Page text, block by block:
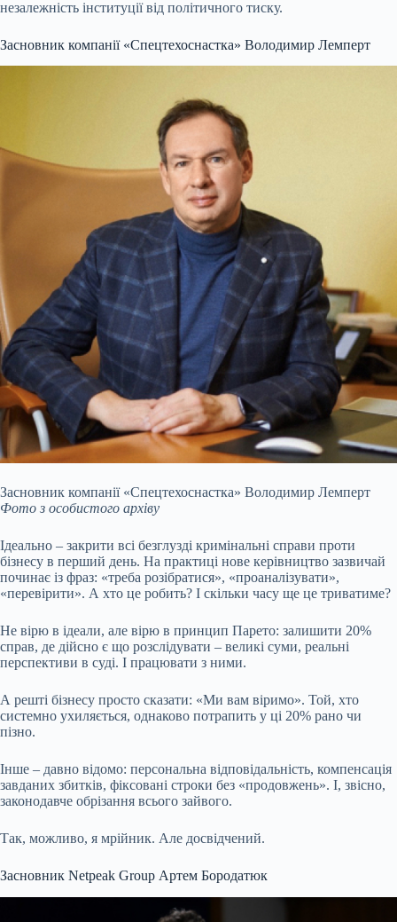
незалежність інституції від політичного тиску.
Засновник компанії «Спецтехоснастка» Володимир Лемперт
Засновник компанії «Спецтехоснастка» Володимир Лемперт
Фото з особистого архіву
Ідеально – закрити всі безглузді кримінальні справи проти
бізнесу в перший день. На практиці нове керівництво зазвичай
починає із фраз: «треба розібратися», «проаналізувати»,
«перевірити». А хто це робить? І скільки часу ще це триватиме?
Не вірю в ідеали, але вірю в принцип Парето: залишити 20%
справ, де дійсно є що розслідувати – великі суми, реальні
перспективи в суді. І працювати з ними.
А решті бізнесу просто сказати: «Ми вам віримо». Той, хто
системно ухиляється, однаково потрапить у ці 20% рано чи
пізно.
Інше – давно відомо: персональна відповідальність, компенсація
завданих збитків, фіксовані строки без «продовжень». І, звісно,
законодавче обрізання всього зайвого.
Так, можливо, я мрійник. Але досвідчений.
Засновник Netpeak Group Артем Бородатюк